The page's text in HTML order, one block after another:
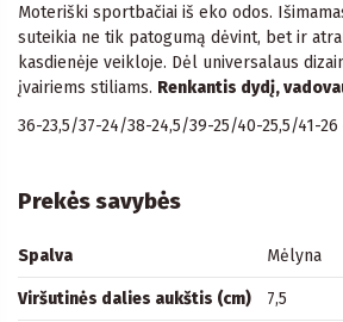
Moteriški sportbačiai iš eko odos.
suteikia ne tik patogumą dėvint, bet ir
kasdienėje veikloje. Dėl universalaus
įvairiems stiliams. Renkantis dydį,
36-23,5/37-24/38-24,5/39-25/40-25,5/41-26
Prekės savybės
Spalva Mėlyna
Viršutinės dalies aukštis (cm) 7,5